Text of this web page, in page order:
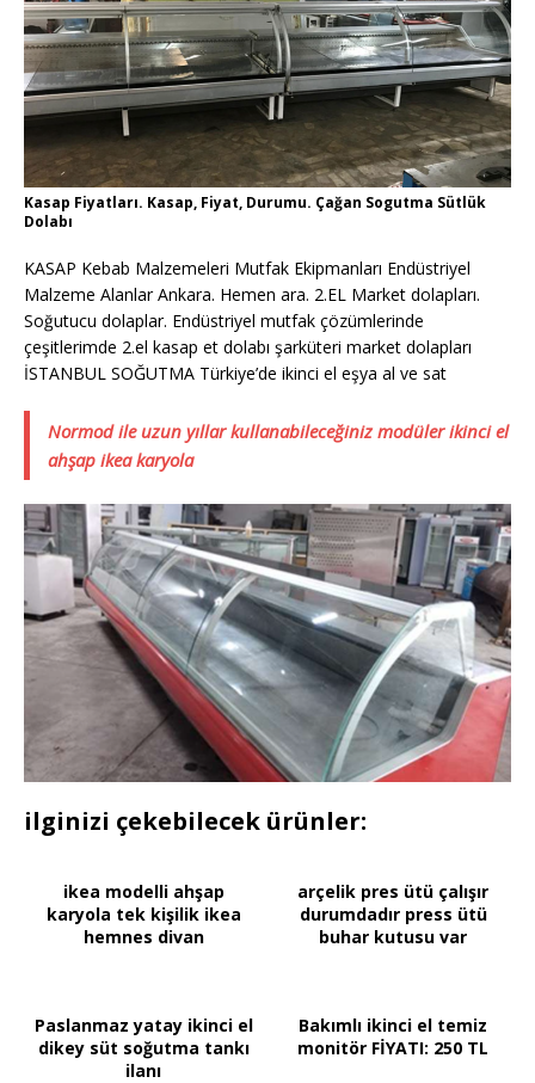
Kasap Fiyatları. Kasap, Fiyat, Durumu. Çağan Sogutma Sütlük
Dolabı
KASAP Kebab Malzemeleri Mutfak Ekipmanları Endüstriyel
Malzeme Alanlar Ankara. Hemen ara. 2.EL Market dolapları.
Soğutucu dolaplar. Endüstriyel mutfak çözümlerinde
çeşitlerimde 2.el kasap et dolabı şarküteri market dolapları
İSTANBUL SOĞUTMA Türkiye’de ikinci el eşya al ve sat
Normod ile uzun yıllar kullanabileceğiniz modüler ikinci el
ahşap ikea karyola
ilginizi çekebilecek ürünler:
ikea modelli ahşap
karyola tek kişilik ikea
hemnes divan
arçelik pres ütü çalışır
durumdadır press ütü
buhar kutusu var
Paslanmaz yatay ikinci el
dikey süt soğutma tankı
ilanı
Bakımlı ikinci el temiz
monitör FİYATI: 250 TL